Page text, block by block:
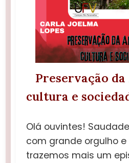
Preservação da
cultura e
Olá ouvintes!
com grande orgulho
trazemos mais um